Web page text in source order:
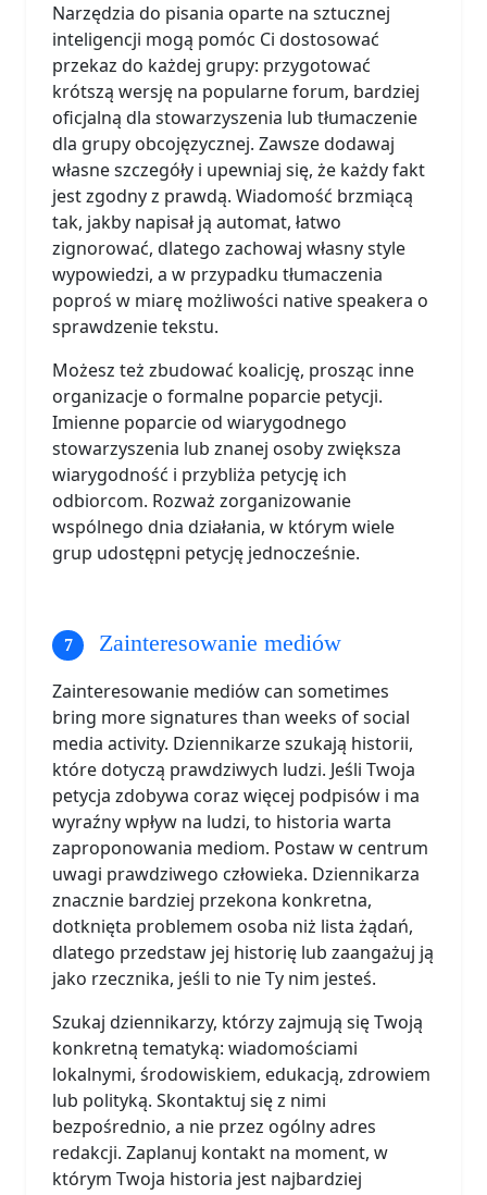
Narzędzia do pisania oparte na sztucznej
inteligencji mogą pomóc Ci dostosować
przekaz do każdej grupy: przygotować
krótszą wersję na popularne forum, bardziej
oficjalną dla stowarzyszenia lub tłumaczenie
dla grupy obcojęzycznej. Zawsze dodawaj
własne szczegóły i upewniaj się, że każdy fakt
jest zgodny z prawdą. Wiadomość brzmiącą
tak, jakby napisał ją automat, łatwo
zignorować, dlatego zachowaj własny style
wypowiedzi, a w przypadku tłumaczenia
poproś w miarę możliwości native speakera o
sprawdzenie tekstu.
Możesz też zbudować koalicję, prosząc inne
organizacje o formalne poparcie petycji.
Imienne poparcie od wiarygodnego
stowarzyszenia lub znanej osoby zwiększa
wiarygodność i przybliża petycję ich
odbiorcom. Rozważ zorganizowanie
wspólnego dnia działania, w którym wiele
grup udostępni petycję jednocześnie.
Zainteresowanie mediów
Zainteresowanie mediów can sometimes
bring more signatures than weeks of social
media activity. Dziennikarze szukają historii,
które dotyczą prawdziwych ludzi. Jeśli Twoja
petycja zdobywa coraz więcej podpisów i ma
wyraźny wpływ na ludzi, to historia warta
zaproponowania mediom. Postaw w centrum
uwagi prawdziwego człowieka. Dziennikarza
znacznie bardziej przekona konkretna,
dotknięta problemem osoba niż lista żądań,
dlatego przedstaw jej historię lub zaangażuj ją
jako rzecznika, jeśli to nie Ty nim jesteś.
Szukaj dziennikarzy, którzy zajmują się Twoją
konkretną tematyką: wiadomościami
lokalnymi, środowiskiem, edukacją, zdrowiem
lub polityką. Skontaktuj się z nimi
bezpośrednio, a nie przez ogólny adres
redakcji. Zaplanuj kontakt na moment, w
którym Twoja historia jest najbardziej